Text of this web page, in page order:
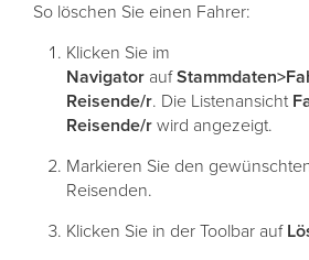
So löschen Sie einen Fahrer:
Klicken Sie im
Navigator auf
Reisende/r. Die Listenansicht
Reisende/r wird angezeigt.
Markieren Sie den
Reisenden.
Klicken Sie in der Toolbar auf